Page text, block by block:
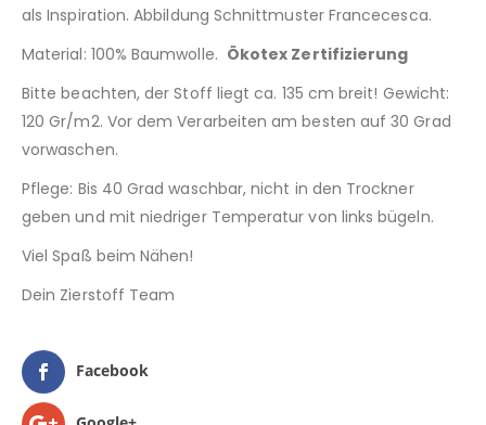
als Inspiration. Abbildung Schnittmuster Francecesca.
Material: 100% Baumwolle. Ökotex Zertifizierung
Bitte beachten, der Stoff liegt ca. 135 cm breit! Gewicht:
120 Gr/m2. Vor dem Verarbeiten am besten auf 30 Grad
vorwaschen.
Pflege: Bis 40 Grad waschbar, nicht in den Trockner
geben und mit niedriger Temperatur von links bügeln.
Viel Spaß beim Nähen!
Dein Zierstoff Team
Facebook